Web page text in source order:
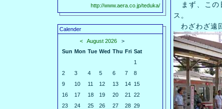
http://www.aera.co.jp/teduka/
Calender
<
August 2026 >
Sun Mon Tue Wed Thu Fri Sat
1
2
3 4 5 6 7
8
9
10 11 12 13 14 15
16
17 18 19 20 21
22
23
24 25 26 27 28 29
まず、この
ス。
わざわざ遠